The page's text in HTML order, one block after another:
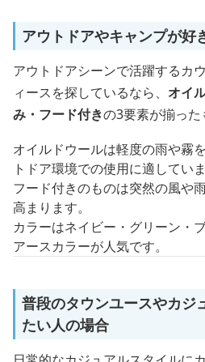
アウトドアやキャンプが好
アウトドアシーンで活躍するカ
ィースを探しているなら、 オイ
み・フード付きの3要素が揃った
オイルドウールは軽度の雨や霧
トドア環境での使用に適していま
フード付きのものは突然の風や
高まります。
カラーはネイビー・グリーン・
アースカラーが人気です。
普段のタウンユースやカジ
たい人の場合